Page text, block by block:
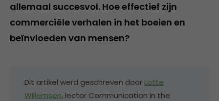
allemaal succesvol. Hoe effectief zijn
commerciële verhalen in het boeien en
beïnvloeden van mensen?
Dit artikel werd geschreven door Lotte
Willemsen, lector Communication in the